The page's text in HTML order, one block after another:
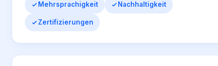
Mehrsprachigkeit Nachhaltigkeit
Zertifizierungen